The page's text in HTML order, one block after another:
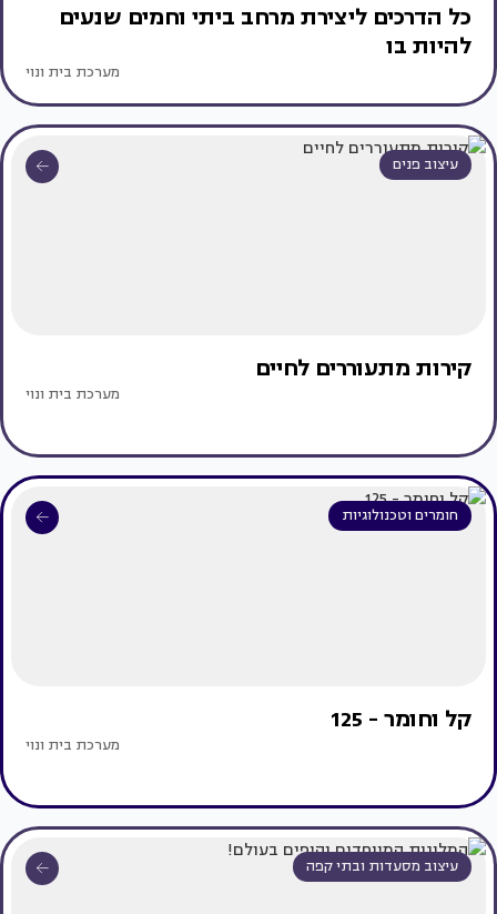
כל הדרכים ליצירת מרחב ביתי וחמים שנעים
להיות בו
מערכת בית ונוי
עיצוב פנים
קירות מתעוררים לחיים
מערכת בית ונוי
חומרים וטכנולוגיות
קל וחומר - 125
מערכת בית ונוי
עיצוב מסעדות ובתי קפה